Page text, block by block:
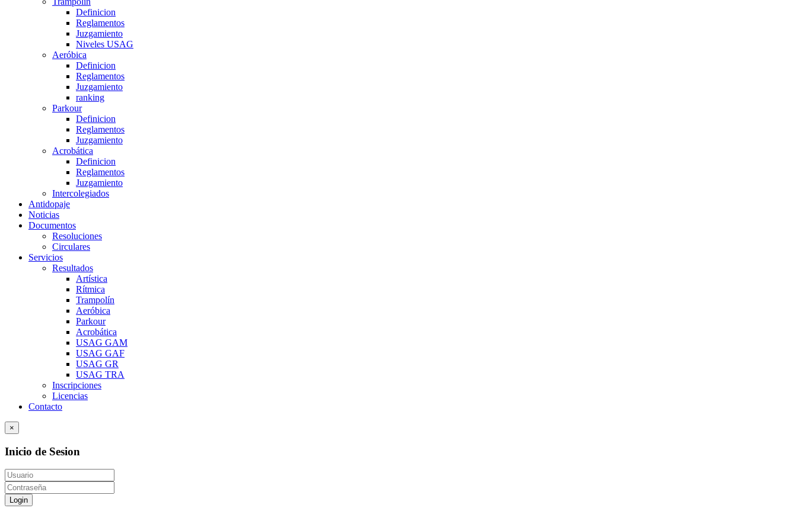
Definicion
Reglamentos
Juzgamiento
Niveles USAG
Aeróbica
Definicion
Reglamentos
Juzgamiento
ranking
Parkour
Definicion
Reglamentos
Juzgamiento
Acrobática
Definicion
Reglamentos
Juzgamiento
Intercolegiados
Antidopaje
Noticias
Documentos
Resoluciones
Circulares
Servicios
Resultados
Artística
Rítmica
Trampolín
Aeróbica
Parkour
Acrobática
USAG GAM
USAG GAF
USAG GR
USAG TRA
Inscripciones
Licencias
Contacto
×
Inicio de Sesion
Login